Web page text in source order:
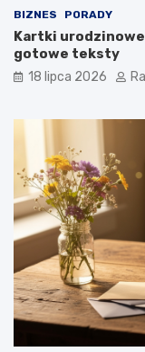
BIZNES PORADY
Kartki urodzinowe
gotowe teksty
18 lipca 2026